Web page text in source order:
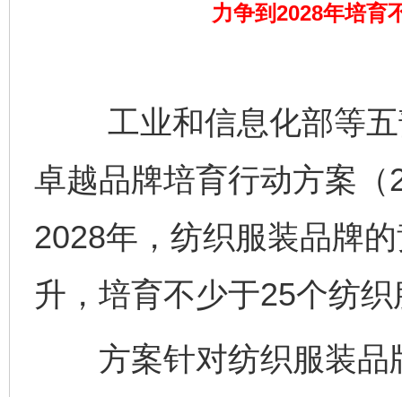
力争到2028年培育
工业和信息化部等五
卓越品牌培育行动方案
2028年，纺织服装品牌
升，培育不少于25个纺
方案针对纺织服装品